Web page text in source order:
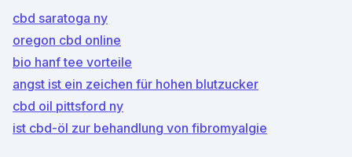
cbd saratoga ny
oregon cbd online
bio hanf tee vorteile
angst ist ein zeichen für hohen blutzucker
cbd oil pittsford ny
ist cbd-öl zur behandlung von fibromyalgie